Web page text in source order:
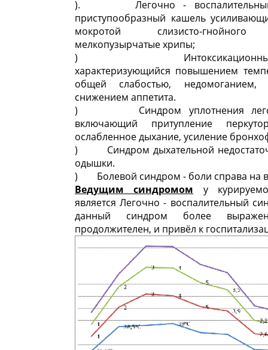
). Легочно -
приступообразный кашель
мокротой слизисто-гнойного
мелкопузырчатые хрипы;
) Интоксикационный
характеризующийся повышением
общей слабостью, недомоганием,
снижением аппетита.
) Синдром уплотнения
включающий притупление
ослабленное дыхание, усиление
) Синдром дыхательной
одышки.
) Болевой синдром - боли справа на
Ведущим синдромом у
является Легочно - воспалительный
данный синдром более
продолжителен, и привёл к